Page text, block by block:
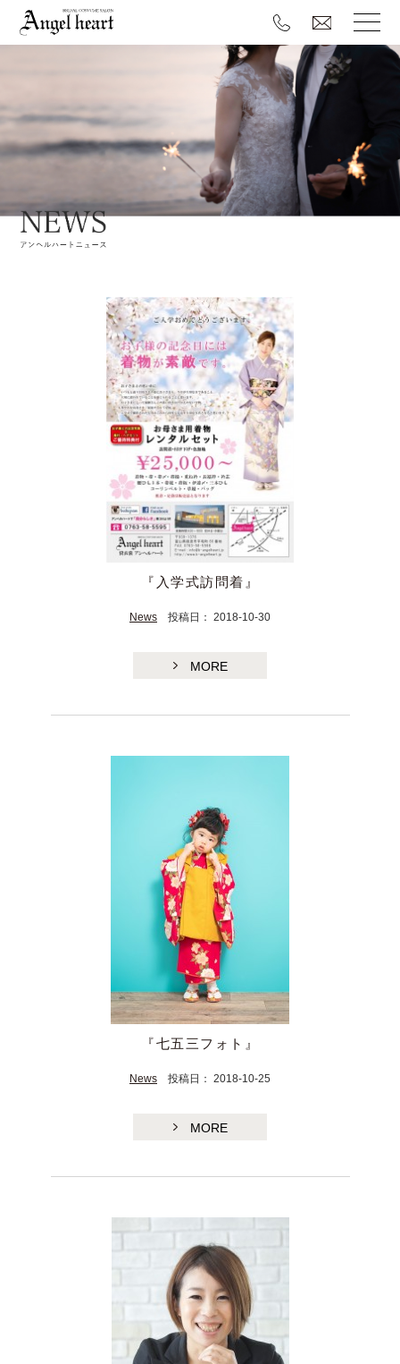
『入学式訪問着』
News 投稿日： 2018-10-30
MORE
『七五三フォト』
News 投稿日： 2018-10-25
MORE